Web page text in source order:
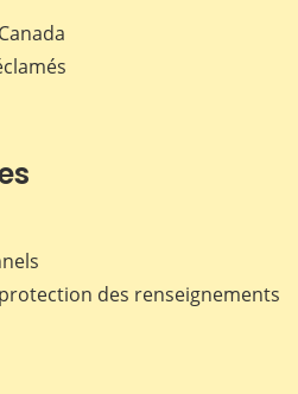
des renseignements